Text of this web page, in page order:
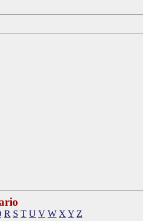
R S T U V W X Y Z